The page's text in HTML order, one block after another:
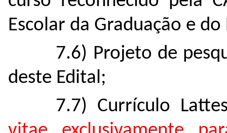
Escolar da Graduação e
7.6) Projeto de
deste Edital;
7.7) Currículo